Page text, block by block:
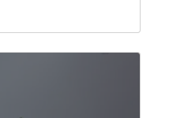
Frauen zu
raten. Diese
Unternehmen
Die